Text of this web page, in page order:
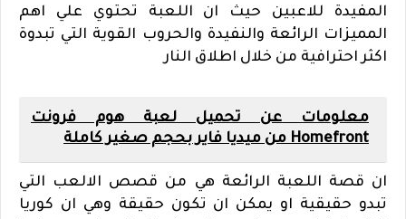
المفيدة للاعبين حيث ان اللعبة تحتوي علي اهم
المميزات الرائعة والنفيدة والحروب القوية التي تبدوة
اكثر احترافية من خلال اطلاق النار
معلومات عن تحميل لعبة هوم فرونت
Homefront من ميديا فاير بحجم صغير كاملة
ان قصة اللعبة الرائعة هي من قصص الالعب التي
تبدو حقيقية او يمكن ان تكون حقيقة وهي ان كوريا